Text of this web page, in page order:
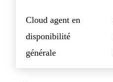
Cloud agent en
disponibilité
générale